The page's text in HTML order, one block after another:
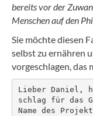
bereits vor der
Menschen auf den
Sie möchte diesen
selbst zu ernähren
vorgeschlagen, das
Lieber Daniel,
schlag für das
Name des